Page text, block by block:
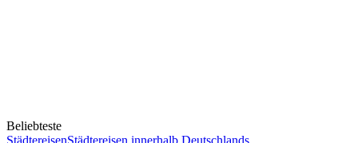
Beliebteste
StädtereisenStädtereisen innerhalb Deutschlands